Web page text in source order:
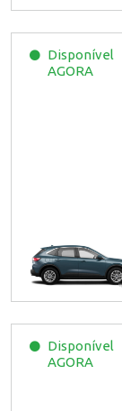
Disponível
AGORA
Disponível
AGORA